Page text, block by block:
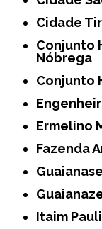
Cidade
Conjunto Habitacional Padre Manoel da
Nóbrega
Ermelino
Fazenda
Itaim